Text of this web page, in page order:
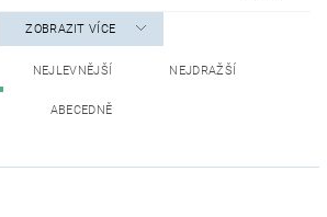
ZOBRAZIT VÍCE
NEJLEVNĚJŠÍ NEJDRAŽŠÍ
ABECEDNĚ